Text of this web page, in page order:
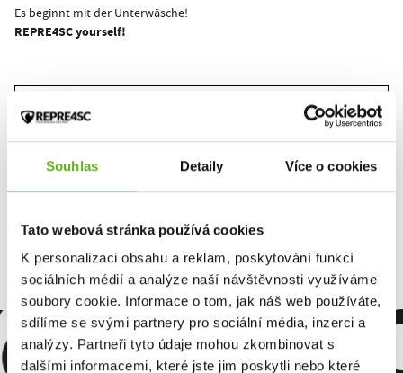
Souhlas Detaily Více o cookies
Tato webová stránka používá cookies
K personalizaci obsahu a reklam, poskytování funkcí
sociálních médií a analýze naší návštěvnosti využíváme
soubory cookie. Informace o tom, jak náš web používáte,
sdílíme se svými partnery pro sociální média, inzerci a
analýzy. Partneři tyto údaje mohou zkombinovat s
dalšími informacemi, které jste jim poskytli nebo které
Es beginnt mit der Unterwäsche!
REPRE4SC yourself!
Dieses Produkt wurde noch nicht bewertet.
Um eine Bewertung hinzuzufügen, müssen Sie sich einloggen.